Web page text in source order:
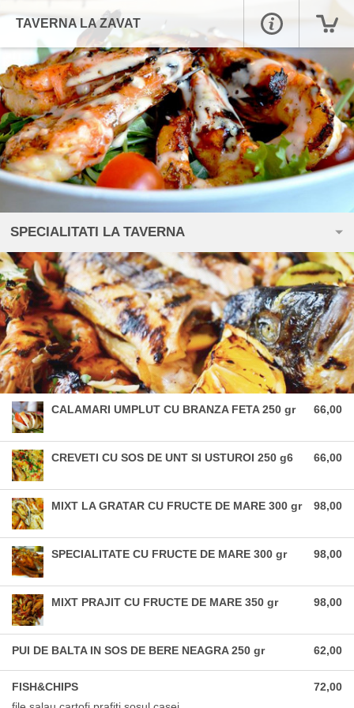
TAVERNA LA ZAVAT
SPECIALITATI LA TAVERNA
CALAMARI UMPLUT CU BRANZA FETA 250 gr 66,00
CREVETI CU SOS DE UNT SI USTUROI 250 g6 66,00
MIXT LA GRATAR CU FRUCTE DE MARE 300 gr 98,00
SPECIALITATE CU FRUCTE DE MARE 300 gr 98,00
MIXT PRAJIT CU FRUCTE DE MARE 350 gr 98,00
PUI DE BALTA IN SOS DE BERE NEAGRA 250 gr 62,00
FISH&CHIPS
72,00